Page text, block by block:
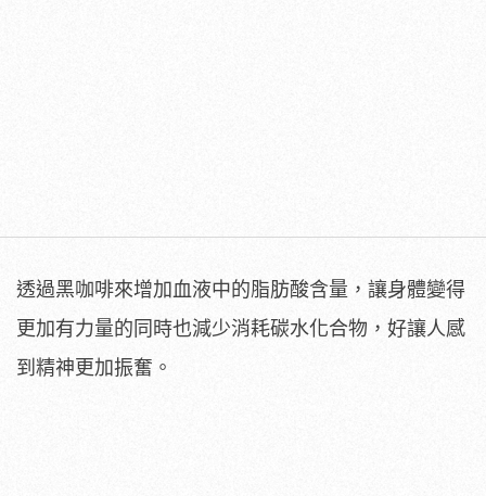
透過黑咖啡來增加血液中的脂肪酸含量，讓身體變得
更加有力量的同時也減少消耗碳水化合物，好讓人感
到精神更加振奮。